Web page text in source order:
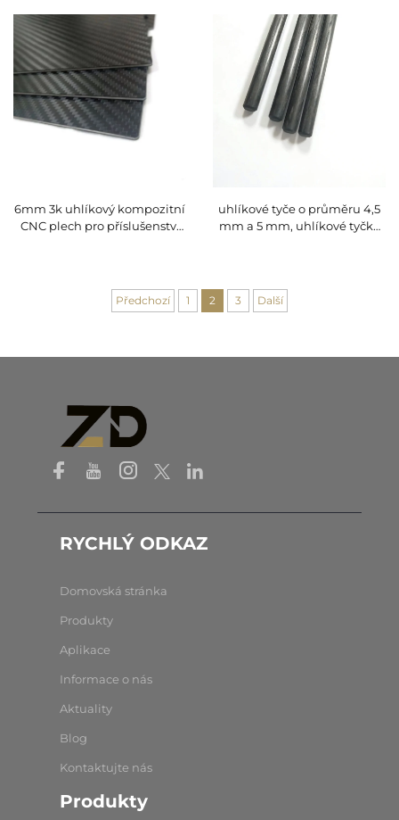
uhlíkového vlákna, kulatá tyč
6mm 3k uhlíkový kompozitní
CNC plech pro příslušenství
uhlíkové tyče o průměru 4,5
mm a 5 mm, uhlíkové tyčky
Předchozí 1 2 3 Další
RYCHLÝ ODKAZ
Domovská stránka
Produkty
Aplikace
Informace o nás
Aktuality
Blog
Kontaktujte nás
Produkty